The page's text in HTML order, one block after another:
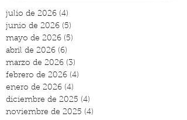
julio de 2026 (4)
junio de 2026 (5)
mayo de 2026 (5)
abril de 2026 (6)
marzo de 2026 (3)
febrero de 2026 (4)
enero de 2026 (4)
diciembre de 2025 (4)
noviembre de 2025 (4)